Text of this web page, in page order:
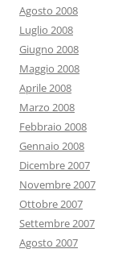
Agosto 2008
Luglio 2008
Giugno 2008
Maggio 2008
Aprile 2008
Marzo 2008
Febbraio 2008
Gennaio 2008
Dicembre 2007
Novembre 2007
Ottobre 2007
Settembre 2007
Agosto 2007